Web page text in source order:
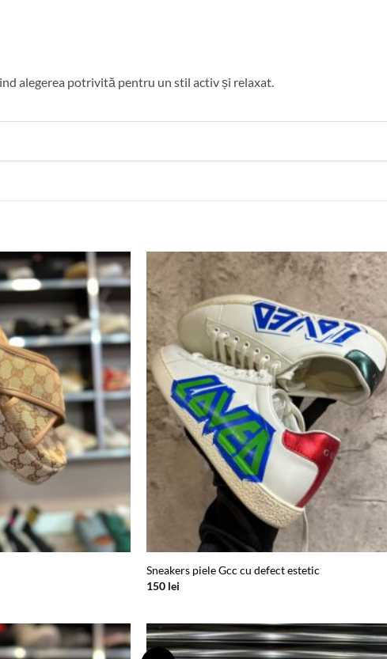
alegerea potrivită pentru un stil activ și relaxat.
Add to
wishlist
Add to
wishlist
Sneakers piele Gcc cu defect estetic
150 lei